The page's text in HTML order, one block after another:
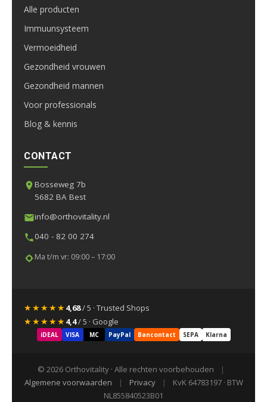
Alle producten
Immuunsysteem
Vermoeidheid
Gezondheid vrouwen
Gezondheid mannen
Voor professionals
Blog & kennis
CONTACT
Bosseweg 7b
5682 BA Best
info@orthovitality.nl
040 - 82 00 274
Ma t/m vr: 09:00 – 17:00
★★★★★4,68/ 5 · Trusted Shops
★★★★★4,4/ 5 · Google
iDEAL VISA MC PayPal Bancontact SEPA Klarna
© 2026 Orthovitality · Alle rechten voorbehouden
|
Algemene voorwaarden
| Privacy |
KvK 64783197 · BTW
NL855840523B01